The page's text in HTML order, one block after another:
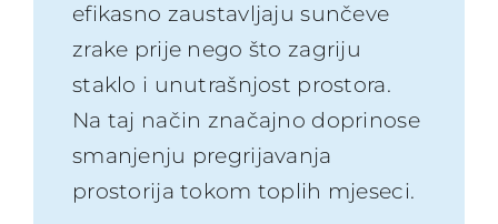
efikasno zaustavljaju sunčeve
zrake prije nego što zagriju
staklo i unutrašnjost prostora.
Na taj način značajno doprinose
smanjenju pregrijavanja
prostorija tokom toplih mjeseci.